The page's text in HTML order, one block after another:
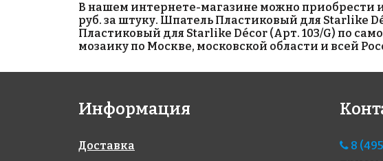
клей Клей
В нашем интернете-магазине можно приобрести
руб. за штуку. Шпатель Пластиковый для Starlike
Пластиковый для Starlike Décor (Арт. 103/G) по
мозаику по Москве, московской области и всей
Информация
Доставка
8